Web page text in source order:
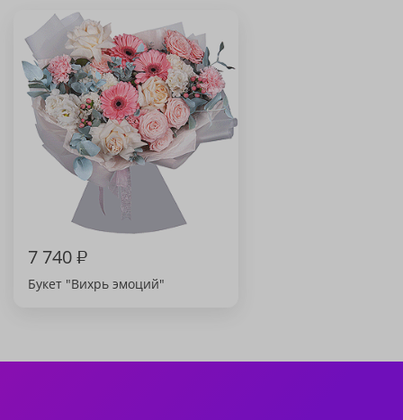
7 740₽
Букет "Вихрь эмоций"